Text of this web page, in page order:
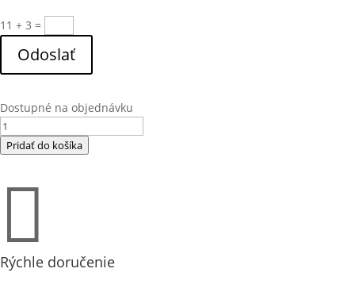
11 + 3 =
Odoslať
Dostupné na objednávku
množstvo
BFT
(211224)
Pridať do košíka

Rýchle doručenie